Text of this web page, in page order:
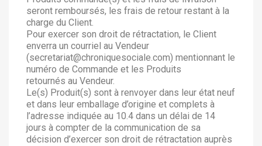
seront remboursés, les frais de retour restant à la
charge du Client.
Pour exercer son droit de rétractation, le Client
enverra un courriel au Vendeur
(secretariat@chroniquesociale.com) mentionnant le
numéro de Commande et les Produits
retournés au Vendeur.
Le(s) Produit(s) sont à renvoyer dans leur état neuf
et dans leur emballage d’origine et complets à
l’adresse indiquée au 10.4 dans un délai de 14
jours à compter de la communication de sa
décision d’exercer son droit de rétractation auprès